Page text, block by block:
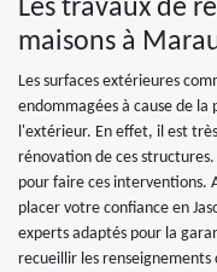
Les travaux de
maisons à
Les surfaces extérieures
endommagées à cause de la
l'extérieur. En effet, il est
rénovation de ces
pour faire ces interventions.
placer votre confiance en
experts adaptés pour la
recueillir les